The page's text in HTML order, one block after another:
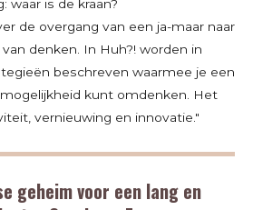
waar is de kraan?
de overgang van een ja-maar naar
denken. In Huh?! worden in
beschreven waarmee je een
kunt omdenken. Het
vernieuwing en innovatie."
geheim voor een lang en